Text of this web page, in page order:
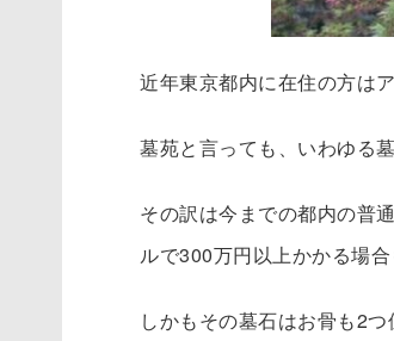
近年東京都内に在住の方は
墓苑と言っても、いわゆる
その訳は今までの都内の普
ルで300万円以上かかる場合
しかもその墓石はお骨も2